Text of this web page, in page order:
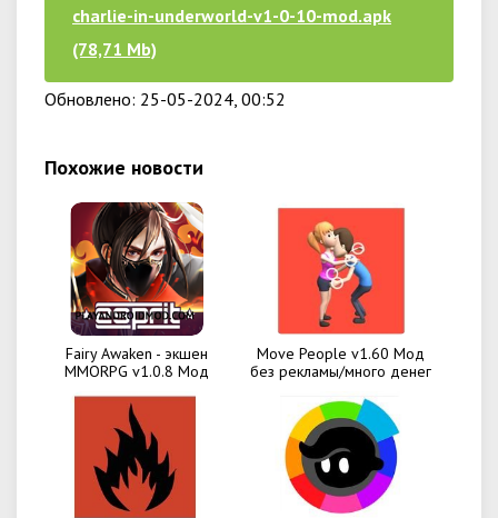
charlie-in-underworld-v1-0-10-mod.apk
(78,71 Mb)
Обновлено: 25-05-2024, 00:52
Похожие новости
Fairy Awaken - экшен
MMORPG v1.0.8 Мод
Move People v1.60 Мод
без рекламы/много денег